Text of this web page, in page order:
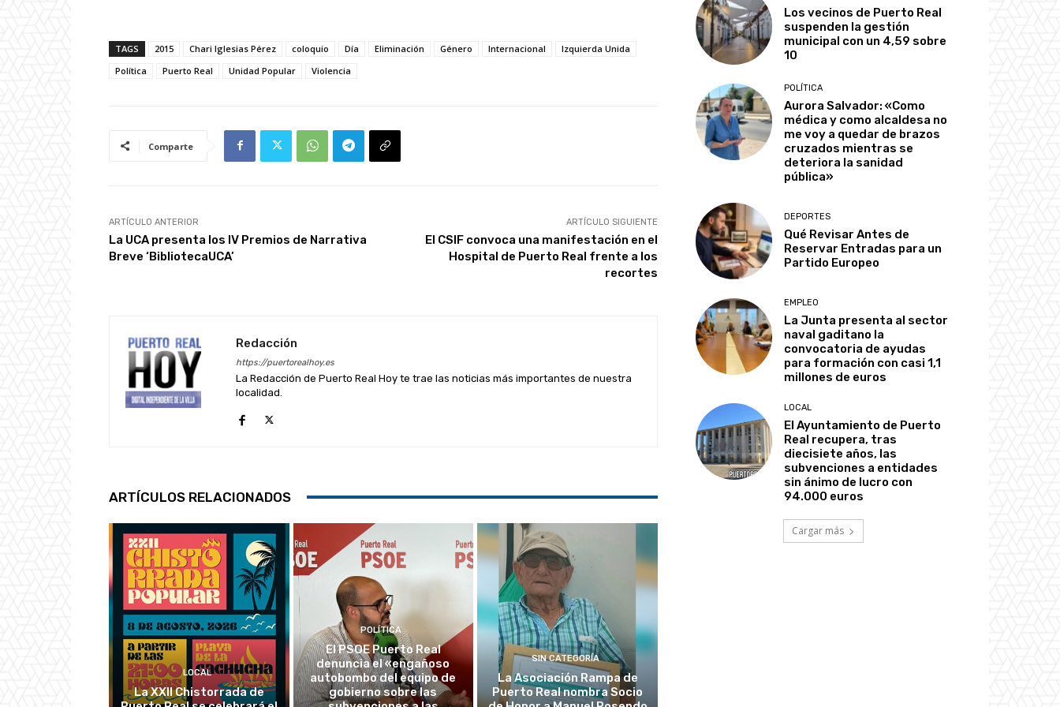
TAGS 2015 Chari Iglesias Pérez coloquio Día Eliminación Género Internacional
Izquierda Unida
Política
Puerto Real Unidad Popular Violencia
Comparte
ARTÍCULO ANTERIOR
La UCA presenta los IV Premios de Narrativa
Breve ‘BibliotecaUCA’
ARTÍCULO SIGUIENTE
El CSIF convoca una manifestación en el
Hospital de Puerto Real frente a los
recortes
Redacción
https://puertorealhoy.es
La Redacción de Puerto Real Hoy te trae las noticias más importantes de nuestra
localidad.
ARTÍCULOS RELACIONADOS
LOCAL
La XXII Chistorrada de
POLÍTICA
El PSOE Puerto Real
denuncia el «engañoso
autobombo del equipo de
gobierno sobre las
SIN CATEGORÍA
La Asociación Rampa de
Puerto Real nombra Socio
Los vecinos de Puerto Real
suspenden la gestión
municipal con un 4,59 sobre
10
POLÍTICA
Aurora Salvador: «Como
médica y como alcaldesa no
me voy a quedar de brazos
cruzados mientras se
deteriora la sanidad
pública»
DEPORTES
Qué Revisar Antes de
Reservar Entradas para un
Partido Europeo
EMPLEO
La Junta presenta al sector
naval gaditano la
convocatoria de ayudas
para formación con casi 1,1
millones de euros
LOCAL
El Ayuntamiento de Puerto
Real recupera, tras
diecisiete años, las
subvenciones a entidades
sin ánimo de lucro con
94.000 euros
Cargar más